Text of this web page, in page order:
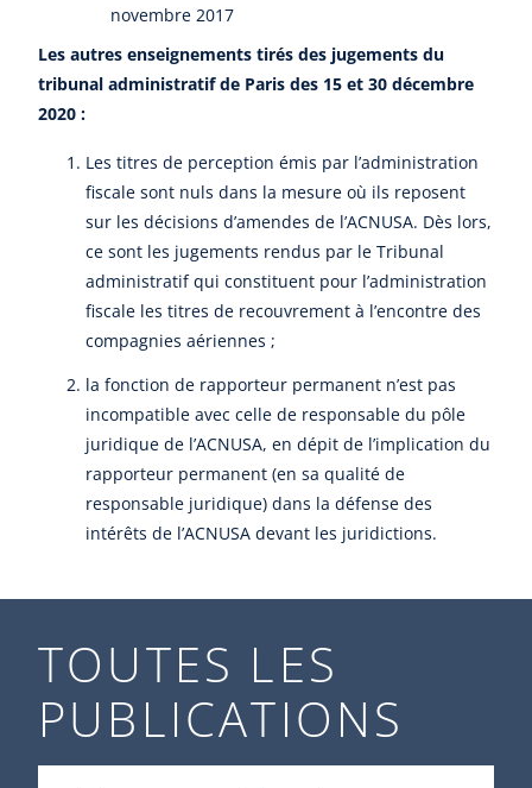
novembre 2017
Les autres enseignements tirés des jugements du
tribunal administratif de Paris des 15 et 30 décembre
2020 :
Les titres de perception émis par l’administration
fiscale sont nuls dans la mesure où ils reposent
sur les décisions d’amendes de l’ACNUSA. Dès lors,
ce sont les jugements rendus par le Tribunal
administratif qui constituent pour l’administration
fiscale les titres de recouvrement à l’encontre des
compagnies aériennes ;
la fonction de rapporteur permanent n’est pas
incompatible avec celle de responsable du pôle
juridique de l’ACNUSA, en dépit de l’implication du
rapporteur permanent (en sa qualité de
responsable juridique) dans la défense des
intérêts de l’ACNUSA devant les juridictions.
TOUTES LES
PUBLICATIONS